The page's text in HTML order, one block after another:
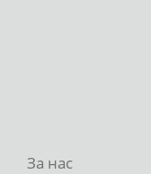
За нас